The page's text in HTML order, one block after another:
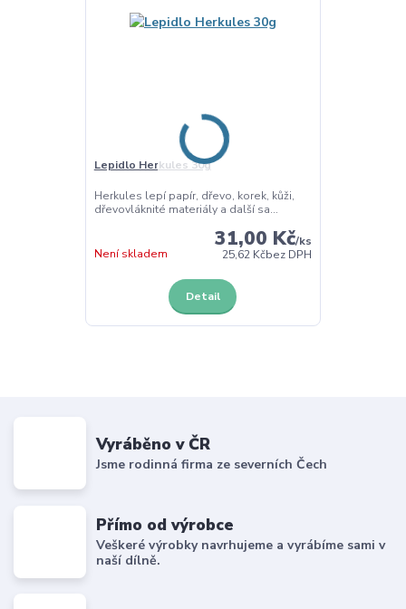
Lepidlo Herkules 30g
Herkules lepí papír, dřevo, korek, kůži,
dřevovláknité materiály a další sa...
31,00 Kč/ks
25,62 Kčbez DPH
Není skladem
Detail
Vyráběno v ČR
Jsme rodinná firma ze severních Čech
Přímo od výrobce
Veškeré výrobky navrhujeme a vyrábíme sami v
naší dílně.